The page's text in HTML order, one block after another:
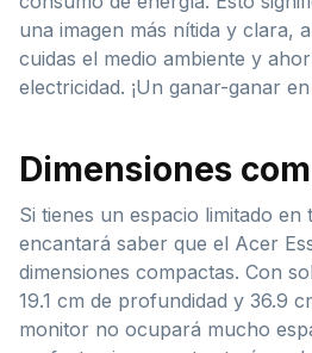
una imagen más nítida y clara,
cuidas el medio ambiente y
electricidad. ¡Un ganar-ganar
Dimensiones
Si tienes un espacio limitado en
encantará saber que el Acer
dimensiones compactas. Con
19.1 cm de profundidad y 36.9
monitor no ocupará mucho